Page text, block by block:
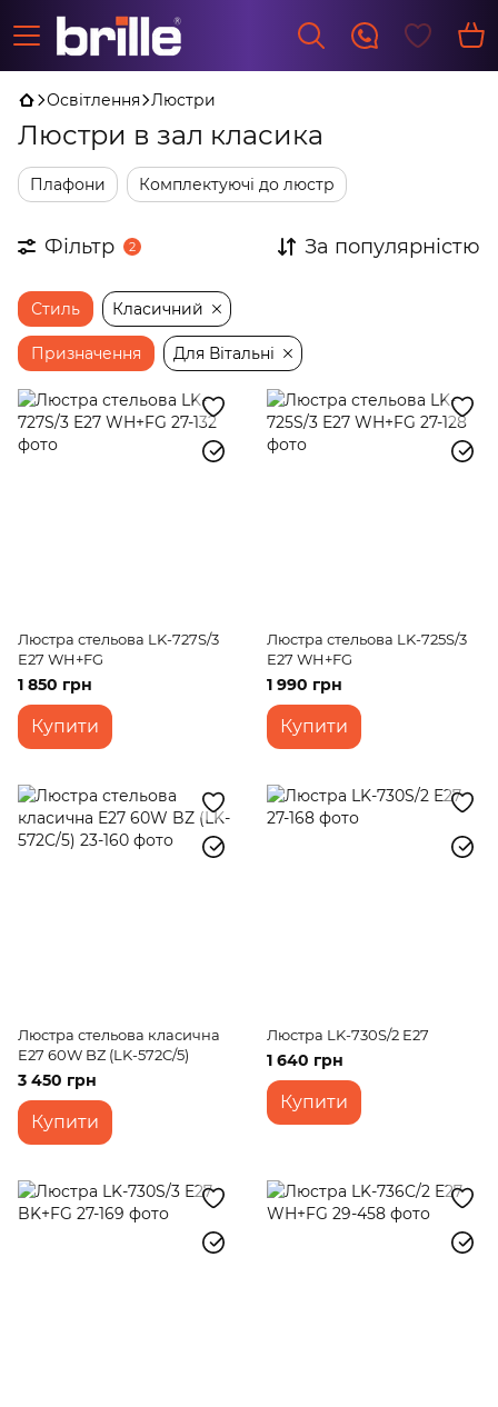
Освітлення Люстри
Люстри в зал класика
Плафони Комплектуючі до люстр
Фільтр 2 За популярністю
Стиль Класичний
Призначення Для Вітальні
Люстра стельова LK-727S/3
E27 WH+FG
1 850 грн
Купити
Люстра стельова LK-725S/3
E27 WH+FG
1 990 грн
Купити
Люстра стельова класична
E27 60W BZ (LK-572C/5)
3 450 грн
Купити
Люстра LK-730S/2 E27
1 640 грн
Купити